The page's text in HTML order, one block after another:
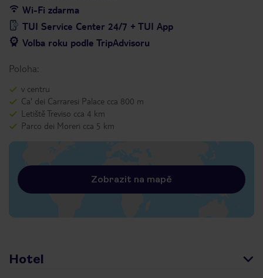
Wi-Fi zdarma
TUI Service Center 24/7 + TUI App
Volba roku podle TripAdvisoru
Poloha:
v centru
Ca' dei Carraresi Palace cca 800 m
Letiště Treviso cca 4 km
Parco dei Moreri cca 5 km
Zobrazit na mapě
Hotel